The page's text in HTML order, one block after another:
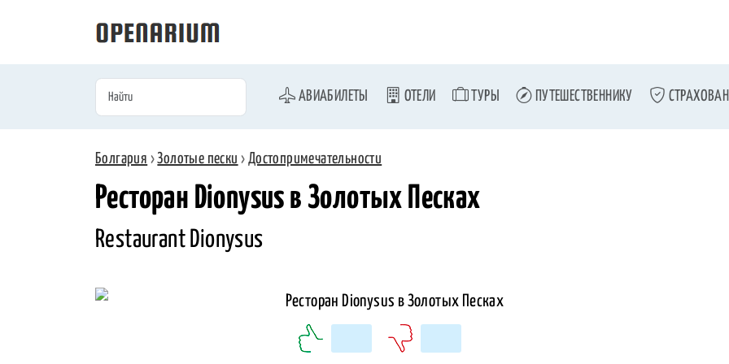
АВИАБИЛЕТЫ ОТЕЛИ ТУРЫ ПУТЕШЕСТВЕННИКУ
Болгария ›Золотые пески › Достопримечательности
Ресторан Dionysus в Золотых Песках
Restaurant Dionysus